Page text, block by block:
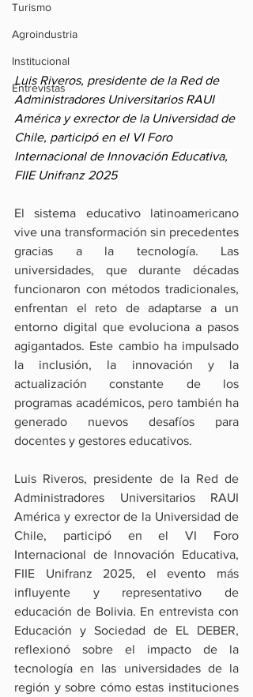
Turismo
Agroindustria
Institucional
Entrevistas
Luis Riveros, presidente de la Red de
Administradores Universitarios RAUI
América y exrector de la Universidad de
Chile, participó en el VI Foro
Internacional de Innovación Educativa,
FIIE Unifranz 2025
El sistema educativo latinoamericano
vive una transformación sin precedentes
gracias a la tecnología. Las
universidades, que durante décadas
funcionaron con métodos tradicionales,
enfrentan el reto de adaptarse a un
entorno digital que evoluciona a pasos
agigantados. Este cambio ha impulsado
la inclusión, la innovación y la
actualización constante de los
programas académicos, pero también ha
generado nuevos desafíos para
docentes y gestores educativos.
Luis Riveros, presidente de la Red de
Administradores Universitarios RAUI
América y exrector de la Universidad de
Chile, participó en el VI Foro
Internacional de Innovación Educativa,
FIIE Unifranz 2025, el evento más
influyente y representativo de
educación de Bolivia. En entrevista con
Educación y Sociedad de EL DEBER,
reflexionó sobre el impacto de la
tecnología en las universidades de la
región y sobre cómo estas instituciones